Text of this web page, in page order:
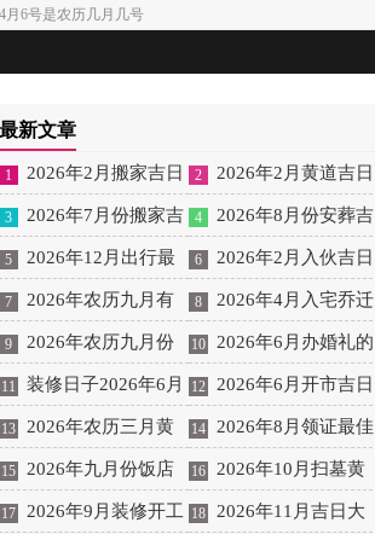
月6号是农历几月几号
最新文章
1 2026年2月搬家吉日
大全 2026年2月搬家入
新居
2 2026年2月黄道吉日
是哪一天 2026年2月6月
黄道吉日
3 2026年7月份搬家吉
日吉时 2026年7月适合
搬家的黄道吉日
4 2026年8月份安葬吉
日吉时查询表 2026年8
月安葬吉日查询
5 2026年12月出行最
吉利的日子是哪天 2026
年12月26日适合出行吗
6 2026年2月入伙吉日
2026年2月份入伙黄道
吉日
7 2026年农历九月有
哪些好日子 2026年农历
9月26是好日子吗
8 2026年4月入宅乔迁
新居黄道吉日 2026年4
月6适合乔迁吗
9 2026年农历九月份
乔迁吉日 2026年农历六
月乔迁黄道吉日
10 2026年6月办婚礼的
好日子 6月办婚礼的日
子
11 装修日子2026年6月
黄道吉日查询 黄历2026
年6月装修吉日查询
12 2026年6月开市吉日
6月开市黄道吉日
13 2026年农历三月黄
历 2026年农历三月十七
黄历
14 2026年8月领证最佳
日子 2026年8月适合领
证的日子
15 2026年九月份饭店
开业吉日 6月份适合饭
16 2026年10月扫墓黄
道吉日 2026年10月适合
17 2026年9月装修开工 18 2026年11月吉日大